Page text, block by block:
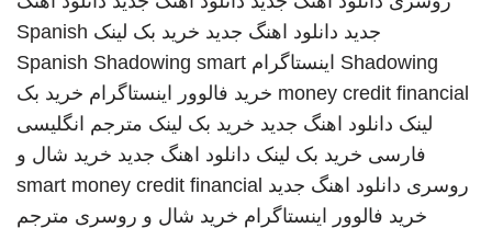
جدید دانلود اهنگ جدید خرید بک لینک Spanish
Shadowing اینستاگرام Spanish Shadowing smart
money credit financial خرید فالوور اینستاگرام خرید بک
لینک دانلود اهنگ جدید خرید بک لینک مترجم انگلیسی
فارسی خرید بک لینک دانلود اهنگ جدید خرید شال و
روسری دانلود اهنگ جدید smart money credit financial
خرید فالوور اینستاگرام خرید شال و روسری مترجم